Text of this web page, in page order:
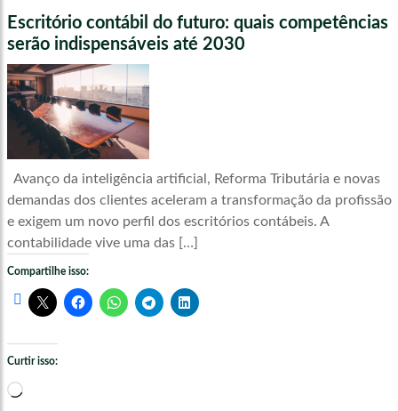
Escritório contábil do futuro: quais competências
serão indispensáveis até 2030
Avanço da inteligência artificial, Reforma Tributária e novas
demandas dos clientes aceleram a transformação da profissão
e exigem um novo perfil dos escritórios contábeis. A
contabilidade vive uma das […]
Compartilhe isso:
Curtir isso:
Carregando...